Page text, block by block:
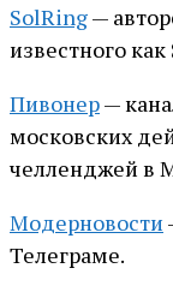
SolRing—
известного как
Пивонер—
московских
челленджей в
Модерновости
Телеграме.